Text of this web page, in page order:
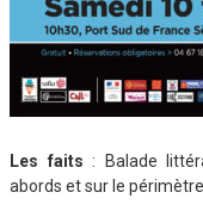
Les faits : Balade
abords et sur le